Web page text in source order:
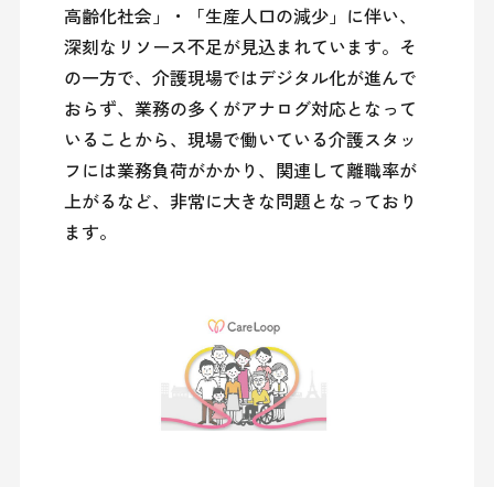
高齢化社会」・「生産人口の減少」に伴い、
深刻なリソース不足が見込まれています。そ
の一方で、介護現場ではデジタル化が進んで
おらず、業務の多くがアナログ対応となって
いることから、現場で働いている介護スタッ
フには業務負荷がかかり、関連して離職率が
上がるなど、非常に大きな問題となっており
ます。